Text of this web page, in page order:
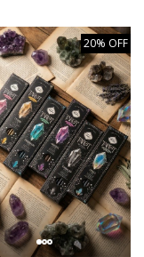
20% OFF